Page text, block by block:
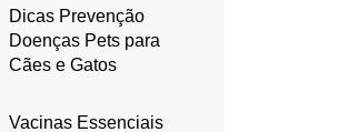
Dicas Prevenção
Doenças Pets para
Cães e Gatos
Vacinas Essenciais